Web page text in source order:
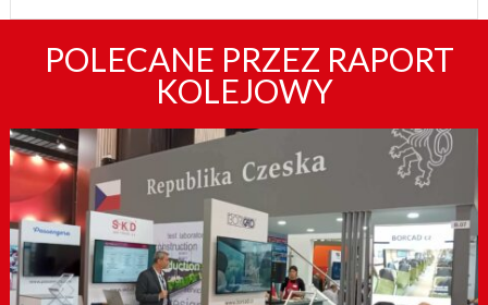
POLECANE PRZEZ RAPORT
KOLEJOWY